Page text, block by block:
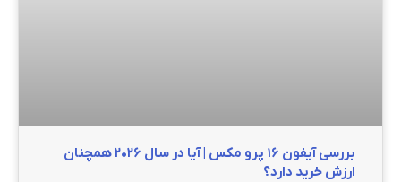
بررسی آیفون ۱۶ پرو مکس | آیا در سال ۲۰۲۶ همچنان
ارزش خرید دارد؟